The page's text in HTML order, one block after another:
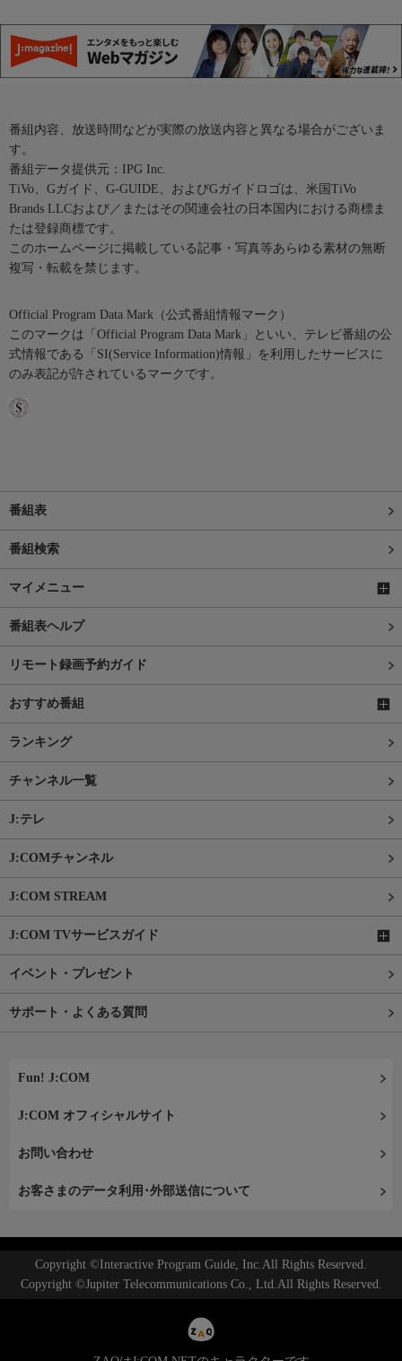
番組内容、放送時間などが実際の放送内容と異なる場合がございま
す。
番組データ提供元：IPG Inc.
TiVo、Gガイド、G-GUIDE、およびGガイドロゴは、米国TiVo
Brands LLCおよび／またはその関連会社の日本国内における商標ま
たは登録商標です。
このホームページに掲載している記事・写真等あらゆる素材の無断
複写・転載を禁じます。
Official Program Data Mark（公式番組情報マーク）
このマークは「Official Program Data Mark」といい、テレビ番組の公
式情報である「SI(Service Information)情報」を利用したサービスに
のみ表記が許されているマークです。
番組表
番組検索
マイメニュー
番組表ヘルプ
リモート録画予約ガイド
おすすめ番組
ランキング
チャンネル一覧
J:テレ
J:COMチャンネル
J:COM STREAM
J:COM TVサービスガイド
イベント・プレゼント
サポート・よくある質問
Fun! J:COM
J:COM オフィシャルサイト
お問い合わせ
お客さまのデータ利用･外部送信について
Copyright ©Interactive Program Guide, Inc.All Rights Reserved.
Copyright ©Jupiter Telecommunications Co., Ltd.All Rights Reserved.